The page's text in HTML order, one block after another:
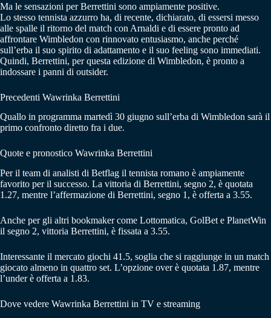
Ma le sensazioni per Berrettini sono ampiamente positive.
Lo stesso tennista azzurro ha, di recente, dichiarato, di essersi messo
alle spalle il ritorno del match con Arnaldi e di essere pronto ad
affrontare Wimbledon con rinnovato entusiasmo, anche perché
sull’erba il suo spirito di adattamento e il suo feeling sono immediati.
Quindi, Berrettini, per questa edizione di Wimbledon, è pronto a
indossare i panni di outsider.
Precedenti Wawrinka Berrettini
Quallo in programma martedì 30 giugno sull’erba di Wimbledon sarà il
primo confronto diretto fra i due.
Quote e pronostico Wawrinka Berrettini
Per il team di analisti di Betflag il tennista romano è ampiamente
favorito per il successo. La vittoria di Berrettini, segno 2, è quotata
1.27, mentre l’affermazione di Berrettini, segno 1, è offerta a 3.55.
Anche per gli altri bookmaker come Lottomatica, GolBet e PlanetWin
il segno 2, vittoria Berrettini, è fissata a 3.55.
Interessante il mercato giochi 41.5, soglia che si raggiunge in un match
giocato almeno in quattro set. L’opzione over è quotata 1.87, mentre
l’under è offerta a 1.83.
Dove vedere Wawrinka Berrettini in TV e streaming